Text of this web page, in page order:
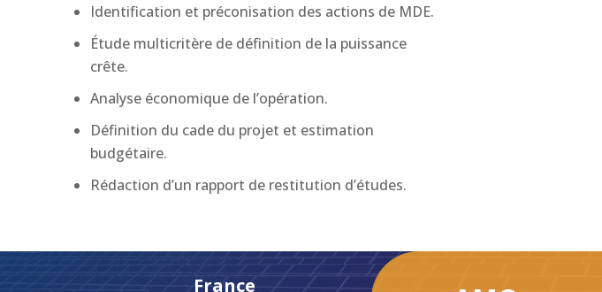
Identification et préconisation des actions de MDE.
Étude multicritère de définition de la puissance
crête.
Analyse économique de l’opération.
Définition du cade du projet et estimation
budgétaire.
Rédaction d’un rapport de restitution d’études.
France